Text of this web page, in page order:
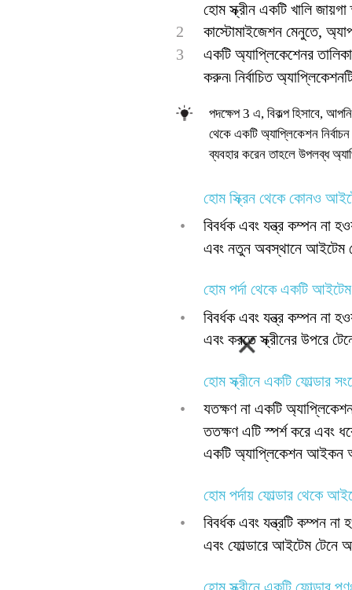
হোম স্ক্রীন একটি খালি
2
কাস্টোমাইজেশন মেনুতে,
3
একটি অ্যাপ্লিকেশেনর
করুন৷ নির্বাচিত
পদক্ষেপ 3 এ, বিকল্প হিসাবে,
থেকে একটি অ্যাপ্লিকেশন
ব্যবহার করেন তাহলে উপলব্ধ
হোম স্ক্রিন থেকে কোনও
•
বিবর্ধক এবং যন্ত্র কম্পন না
এবং নতুন অবস্থানে আইটেম
হোম পর্দা থেকে একটি
•
বিবর্ধক এবং যন্ত্র কম্পন না
এবং করতে স্ক্রীনের উপরে
হোম স্ক্রীনে একটি ফোল্ডার
•
যতক্ষণ না একটি
ততক্ষণ এটি স্পর্শ করে এবং
একটি অ্যাপ্লিকেশন আইকন
হোম পর্দায় ফোল্ডার থেকে
•
বিবর্ধক এবং যন্ত্রটি কম্পন
এবং ফোল্ডারে আইটেম টেনে